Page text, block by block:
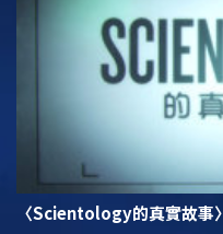
〈Scientology的真實故事〉